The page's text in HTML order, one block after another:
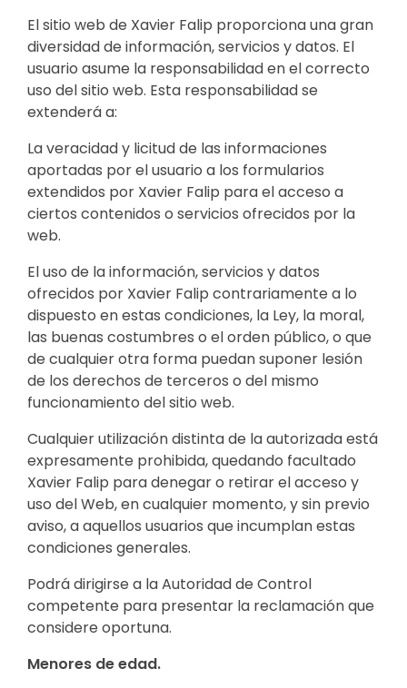
El sitio web de Xavier Falip proporciona una gran
diversidad de información, servicios y datos. El
usuario asume la responsabilidad en el correcto
uso del sitio web. Esta responsabilidad se
extenderá a:
La veracidad y licitud de las informaciones
aportadas por el usuario a los formularios
extendidos por Xavier Falip para el acceso a
ciertos contenidos o servicios ofrecidos por la
web.
El uso de la información, servicios y datos
ofrecidos por Xavier Falip contrariamente a lo
dispuesto en estas condiciones, la Ley, la moral,
las buenas costumbres o el orden público, o que
de cualquier otra forma puedan suponer lesión
de los derechos de terceros o del mismo
funcionamiento del sitio web.
Cualquier utilización distinta de la autorizada está
expresamente prohibida, quedando facultado
Xavier Falip para denegar o retirar el acceso y
uso del Web, en cualquier momento, y sin previo
aviso, a aquellos usuarios que incumplan estas
condiciones generales.
Podrá dirigirse a la Autoridad de Control
competente para presentar la reclamación que
considere oportuna.
Menores de edad.